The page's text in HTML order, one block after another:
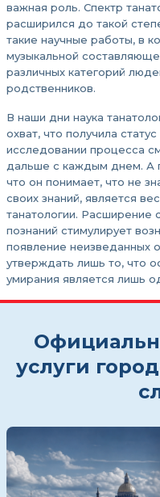
важная роль. Спектр
расширился до такой
такие научные работы, в
музыкальной
различных категорий
родственников.
В наши дни наука
охват, что получила
исследовании процесса
дальше с каждым днем. А
что он понимает, что не
своих знаний, является
танатологии. Расширение
познаний стимулирует
появление неизведанных
утверждать лишь то, что
умирания является лишь
услуги